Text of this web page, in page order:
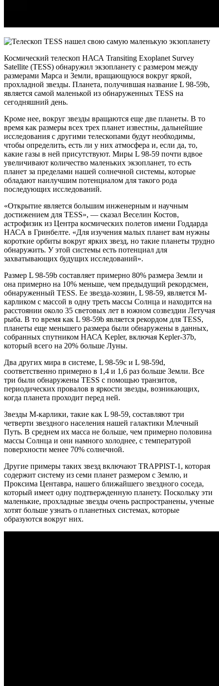
Космический телескоп НАСА Transiting Exoplanet Survey
Satellite (TESS) обнаружил экзопланету с размером между
размерами Марса и Земли, вращающуюся вокруг яркой,
прохладной звезды. Планета, получившая название L 98-59b,
является самой маленькой из обнаруженных TESS на
сегодняшний день.
Кроме нее, вокруг звезды вращаются еще две планеты. В то
время как размеры всех трех планет известны, дальнейшие
исследования с другими телескопами будут необходимы,
чтобы определить, есть ли у них атмосфера и, если да, то,
какие газы в ней присутствуют. Миры L 98-59 почти вдвое
увеличивают количество маленьких экзопланет, то есть
планет за пределами нашей солнечной системы, которые
обладают наилучшим потенциалом для такого рода
последующих исследований.
«Открытие является большим инженерным и научным
достижением для TESS», — сказал Веселин Костов,
астрофизик из Центра космических полетов имени Годдарда
НАСА в Гринбелте. «Для изучения малых планет вам нужны
короткие орбиты вокруг ярких звезд, но такие планеты трудно
обнаружить. У этой системы есть потенциал для
захватывающих будущих исследований».
Размер L 98-59b составляет примерно 80% размера Земли и
она примерно на 10% меньше, чем предыдущий рекордсмен,
обнаруженный TESS. Ее звезда-хозяин, L 98-59, является М-
карликом с массой в одну треть массы Солнца и находится на
расстоянии около 35 световых лет в южном созвездии Летучая
рыба. В то время как L 98-59b является рекордом для TESS,
планеты еще меньшего размера были обнаружены в данных,
собранных спутником НАСА Kepler, включая Kepler-37b,
который всего на 20% больше Луны.
Два других мира в системе, L 98-59c и L 98-59d,
соответственно примерно в 1,4 и 1,6 раз больше Земли. Все
три были обнаружены TESS с помощью транзитов,
периодических провалов в яркости звезды, возникающих,
когда планета проходит перед ней.
Звезды M-карлики, такие как L 98-59, составляют три
четверти звездного населения нашей галактики Млечный
Путь. В среднем их масса не больше, чем примерно половина
массы Солнца и они намного холоднее, с температурой
поверхности менее 70% солнечной.
Другие примеры таких звезд включают TRAPPIST-1, которая
содержит систему из семи планет размером с Землю, и
Проксима Центавра, нашего ближайшего звездного соседа,
который имеет одну подтвержденную планету. Поскольку эти
маленькие, прохладные звезды очень распространены, ученые
хотят больше узнать о планетных системах, которые
образуются вокруг них.